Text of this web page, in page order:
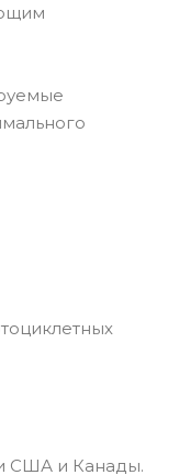
США и Канады.